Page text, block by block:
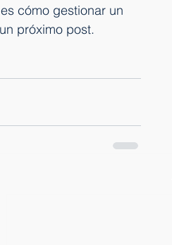
cómo gestionar un
próximo post.